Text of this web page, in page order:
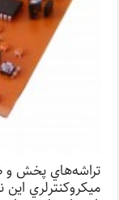
تراشه‌هاي پخش و
ميكروكنترلري